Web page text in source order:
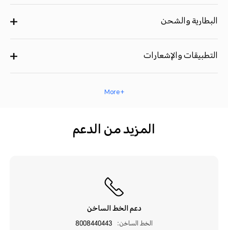
البطارية والشحن
التطبيقات والإشعارات
+ More
المزيد من الدعم
دعم الخط الساخن
الخط الساخن: 8008440443